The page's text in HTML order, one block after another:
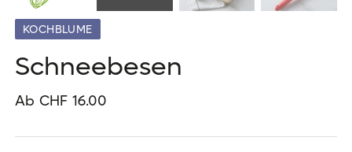
KOCHBLUME
Schneebesen
Ab CHF 16.00